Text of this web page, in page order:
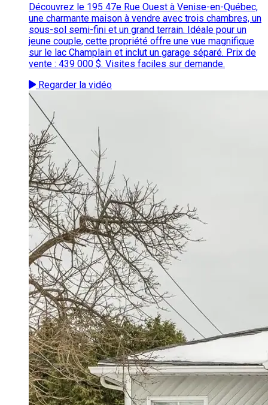
Découvrez le 195 47e Rue Ouest à Venise-en-Québec,
une charmante maison à vendre avec trois chambres, un
sous-sol semi-fini et un grand terrain. Idéale pour un
jeune couple, cette propriété offre une vue magnifique
sur le lac Champlain et inclut un garage séparé. Prix de
vente : 439 000 $. Visites faciles sur demande.
Regarder la vidéo